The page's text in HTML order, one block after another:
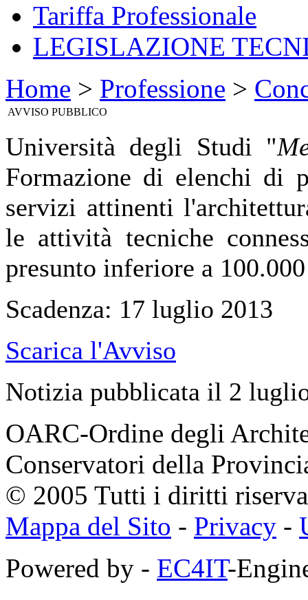
Tariffa Professionale
LEGISLAZIONE
Home > Professione >
AVVISO PUBBLICO
Università degli Studi "
Formazione di elenchi di
servizi attinenti
le attività tecniche
presunto inferiore a
Scadenza: 17 luglio 2013
Scarica l'Avviso
Notizia pubblicata il 2
OARC-Ordine degli
Conservatori della
© 2005 Tutti i diritti
Mappa del Sito - Privacy -
Powered by - EC4IT-